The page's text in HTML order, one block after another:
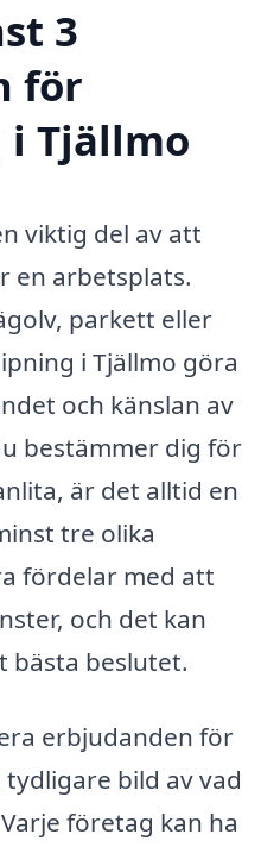
3
för
Tjällmo
viktig del av att
en arbetsplats.
parkett eller
i Tjällmo göra
och känslan av
bestämmer dig för
är det alltid en
tre olika
fördelar med att
och det kan
bästa beslutet.
erbjudanden för
bild av vad
företag kan ha